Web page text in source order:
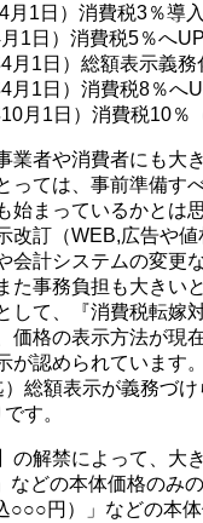
月1日）消費税3％導入
1日）消費税5％へUP
月1日）総額表示義務
月1日）消費税8％へ
月1日）消費税10％
業者や消費者にも大
っては、事前準備す
始まっているかとは
改訂（WEB,広告や
会計システムの変更
た事務負担も大きい
して、『消費税転嫁
価格の表示方法が現
が認められています
総額表示が義務づ
す。
の解禁によって、大
などの本体価格のみ
○○○円）」などの本